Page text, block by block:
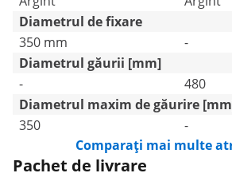
Diametrul de fixare
350 mm
-
Diametrul găurii [mm]
-
480
Diametrul maxim de găurire
350
-
Comparați mai multe
Pachet de livrare